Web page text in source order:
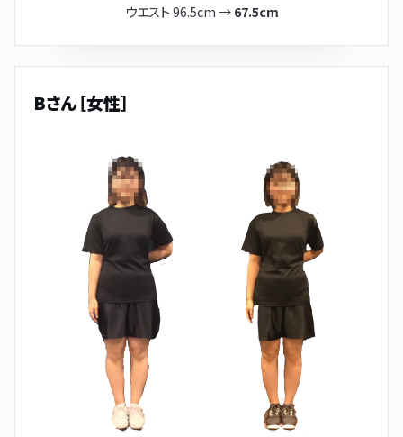
ウエスト 96.5cm →67.5cm
Bさん［女性］